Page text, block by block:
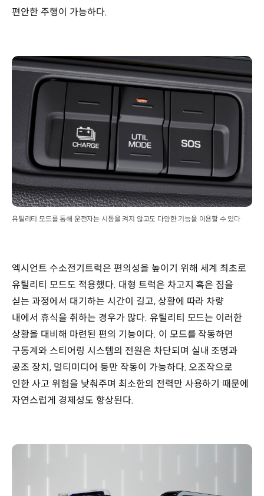
편안한 주행이 가능하다.
유틸리티 모드를 통해 운전자는 시동을 켜지 않고도 다양한 기능을 이용할 수 있다
엑시언트 수소전기트럭은 편의성을 높이기 위해 세계 최초로
유틸리티 모드도 적용했다. 대형 트럭은 차고지 혹은 짐을
싣는 과정에서 대기하는 시간이 길고, 상황에 따라 차량
내에서 휴식을 취하는 경우가 많다. 유틸리티 모드는 이러한
상황을 대비해 마련된 편의 기능이다. 이 모드를 작동하면
구동계와 스티어링 시스템의 전원은 차단되며 실내 조명과
공조 장치, 멀티미디어 등만 작동이 가능하다. 오조작으로
인한 사고 위험을 낮춰주며 최소한의 전력만 사용하기 때문에
자연스럽게 경제성도 향상된다.